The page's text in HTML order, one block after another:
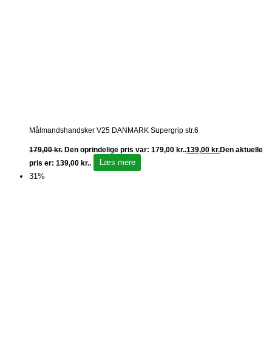
Målmandshandsker V25 DANMARK Supergrip str.6
179,00kr. Den oprindelige pris var: 179,00 kr..139,00 kr.Den aktuelle
pris er: 139,00 kr..
Læs mere
31%